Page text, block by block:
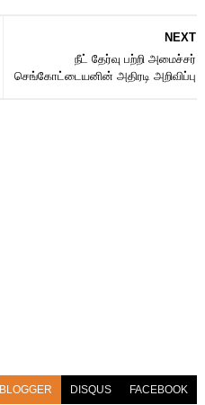
NEXT
நீட் தேர்வு பற்றி அமைச்சர்
செங்கோட்டையனின் அதிரடி அறிவிப்பு
BLOGGER DISQUS FACEBOOK